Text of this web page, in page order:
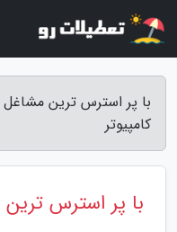
با پر استرس ترین
کامپیوتر
با پر استرس